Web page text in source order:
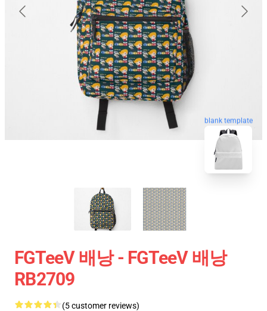
blank template
FGTeeV 배낭 - FGTeeV 배낭
RB2709
(5 customer reviews)